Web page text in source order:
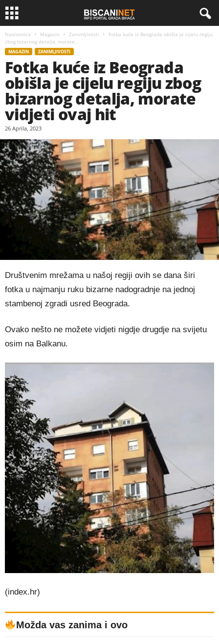
Naslovnica Magazin Zanimljivosti
Fotka kuće iz Beograda obišla je cijelu regiju
zbog bizarnog detalja, morate...
MAGAZIN ZANIMLJIVOSTI
Fotka kuće iz Beograda
obišla je cijelu regiju zbog
bizarnog detalja, morate
vidjeti ovaj hit
26 Aprila, 2023
Društvenim mrežama u našoj regiji ovih se dana širi
fotka u najmanju ruku bizarne nadogradnje na jednoj
stambenoj zgradi usred Beograda.
Ovako nešto ne možete vidjeti nigdje drugdje na svijetu
osim na Balkanu.
(index.hr)
Možda vas zanima i ovo